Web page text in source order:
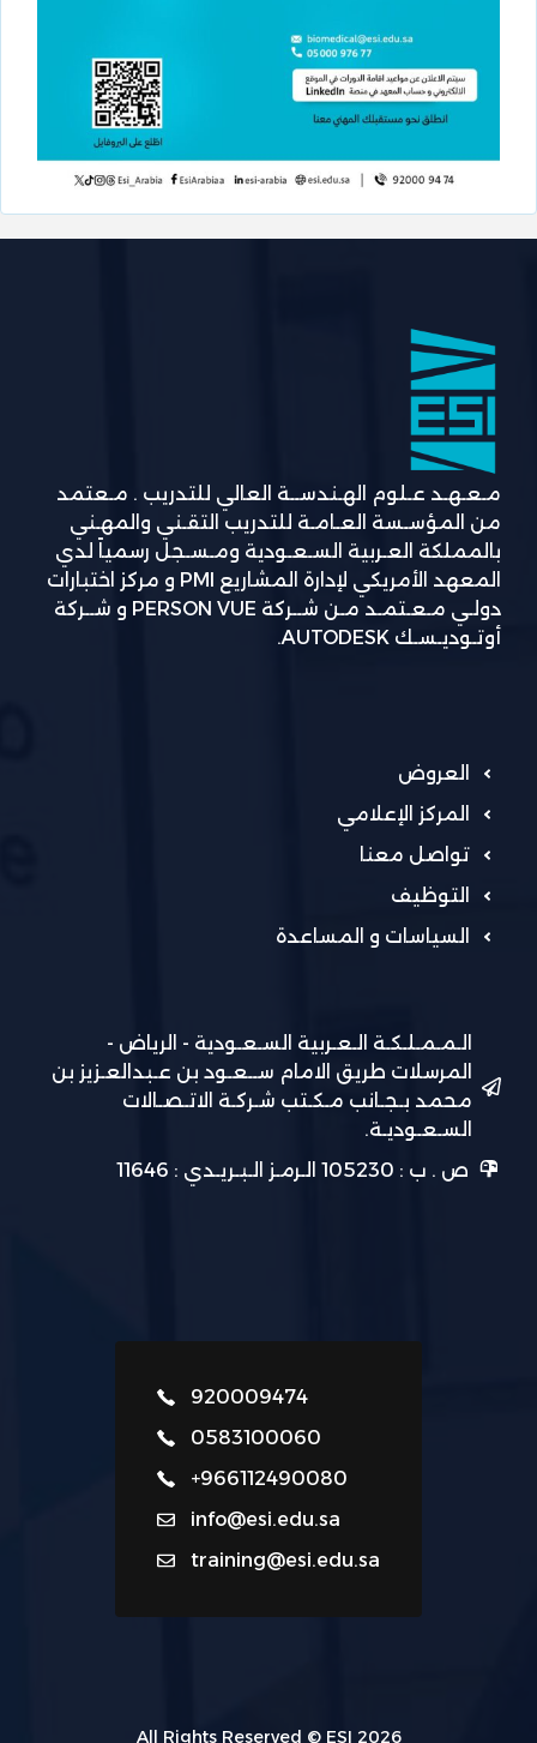
مـعـهـد عـلوم الهـندســة العالي للتدريب . مـعتمد
من المؤسـسة العـامـة للتدريب التقـني والمهـني
بالمملكة العـربية السـعـودية ومـسـجل رسمياً لدي
المعهد الأمريكي لإدارة المشاريع PMI و مركز اختبارات
دولـي مـعـتمـد مـن شــركة PERSON VUE و شــركة
أوتـوديـسـك AUTODESK.
العروض
المركز الإعلامي
تواصل معنا
التوظيف
السياسات و المساعدة
الـمـمـلـكـة الـعـربية السـعـودية - الرياض -
المرسلات طريق الامام ســعـود بن عـبدالعـزيز بن
محمد بـجـانب مـكـتب شـركـة الاتـصـالات
السـعـوديـة.
ص . ب : 105230 الـرمـز الـبـريـدي : 11646
920009474
0583100060
+966112490080
info@esi.edu.sa
training@esi.edu.sa
All Rights Reserved © ESI 2026